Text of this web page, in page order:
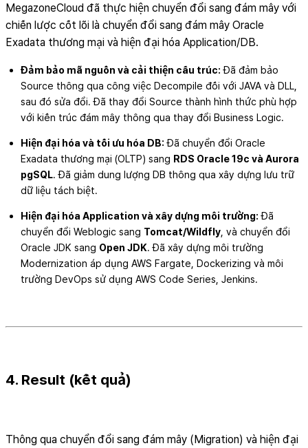
MegazoneCloud đã thực hiện chuyển đổi sang đám mây với
chiến lược cốt lõi là chuyển đổi sang đám mây Oracle
Exadata thương mại và hiện đại hóa Application/DB.
Đảm bảo mã nguồn và cải thiện cấu trúc: Đã đảm bảo
Source thông qua công việc Decompile đối với JAVA và DLL,
sau đó sửa đổi. Đã thay đổi Source thành hình thức phù hợp
với kiến trúc đám mây thông qua thay đổi Business Logic.
Hiện đại hóa và tối ưu hóa DB: Đã chuyển đổi Oracle
Exadata thương mại (OLTP) sang RDS Oracle 19c và Aurora
pgSQL. Đã giảm dung lượng DB thông qua xây dựng lưu trữ
dữ liệu tách biệt.
Hiện đại hóa Application và xây dựng môi trường: Đã
chuyển đổi Weblogic sang Tomcat/Wildfly, và chuyển đổi
Oracle JDK sang Open JDK. Đã xây dựng môi trường
Modernization áp dụng AWS Fargate, Dockerizing và môi
trường DevOps sử dụng AWS Code Series, Jenkins.
4. Result (kết quả)
Thông qua chuyển đổi sang đám mây (Migration) và hiện đại